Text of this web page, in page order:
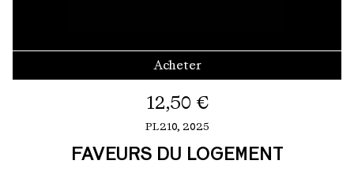
Acheter
12,50 €
PL210, 2025
FAVEURS DU LOGEMENT